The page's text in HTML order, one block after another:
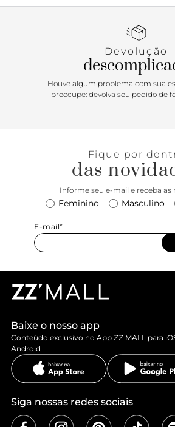
bico redondo. Fechado, traz recorte
marrom sobre o cabedal. Com
Devolução
Houve algum problema com sua
preocupe: devolva seu pedido de
Fique por
das
Informe seu e-mail e receba as
Feminino Masculino
E-mail*
Baixe o nosso app
Conteúdo exclusivo no App ZZ MALL para
Android
Siga nossas redes sociais